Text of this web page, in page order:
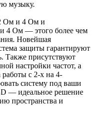
музыку.
2 Ом и 4 Ом и
4 Ом — этого более чем
Новейшая
защиты гарантируют
Также присутствуют
настройки частот, а
с 2-х на 4-
систему под ваши
— идеальное решение
пространства и